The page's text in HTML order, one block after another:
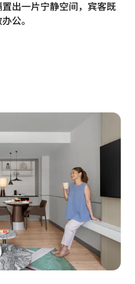
出一片宁静空间，宾客既
公。